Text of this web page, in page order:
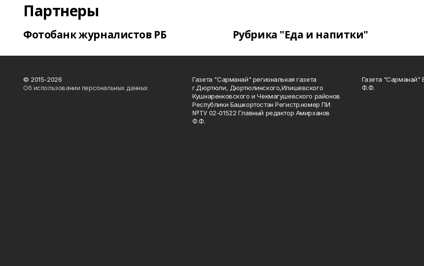
Партнеры
Фотобанк журналистов РБ Рубрика "Еда и напитки"
© 2015-2026
Об использовании персональных данных
Газета "Сарманай" региональная газета
г.Дюртюли, Дюртюлинского,Илишевского
Кушнаренковского и Чекмагушевского районов
Республики Башкортостан Регистр.номер ПИ
№ТУ 02-01522 Главный редактор Амирханов
Ф.Ф.
Газета "Сарманай"
Ф.Ф.